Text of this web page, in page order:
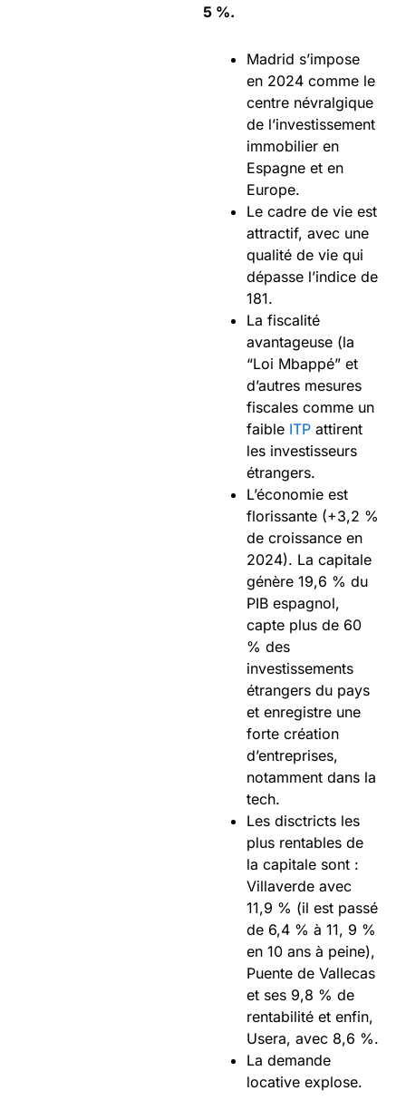
5 %.
Madrid s’impose
en 2024 comme le
centre névralgique
de l’investissement
immobilier en
Espagne et en
Europe.
Le cadre de vie est
attractif, avec une
qualité de vie qui
dépasse l’indice de
181.
La fiscalité
avantageuse (la
“Loi Mbappé” et
d’autres mesures
fiscales comme un
faible ITP attirent
les investisseurs
étrangers.
L’économie est
florissante (+3,2 %
de croissance en
2024). La capitale
génère 19,6 % du
PIB espagnol,
capte plus de 60
% des
investissements
étrangers du pays
et enregistre une
forte création
d’entreprises,
notamment dans la
tech.
Les disctricts les
plus rentables de
la capitale sont :
Villaverde avec
11,9 % (il est passé
de 6,4 % à 11, 9 %
en 10 ans à peine),
Puente de Vallecas
et ses 9,8 % de
rentabilité et enfin,
Usera, avec 8,6 %.
La demande
locative explose.